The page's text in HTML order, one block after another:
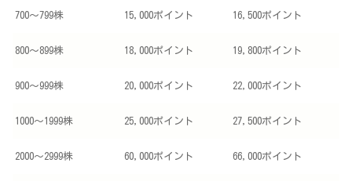
700～799株 15,000ポイント 16,500ポイント
800～899株 18,000ポイント 19,800ポイント
900～999株 20,000ポイント 22,000ポイント
1000～1999株 25,000ポイント 27,500ポイント
2000～2999株 60,000ポイント 66,000ポイント